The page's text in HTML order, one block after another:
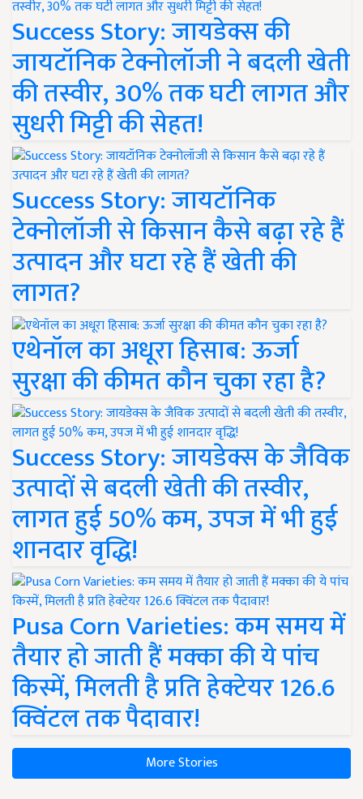
Success Story: जायडेक्स की
जायटॉनिक टेक्नोलॉजी ने बदली खेती
की तस्वीर, 30% तक घटी लागत और
सुधरी मिट्टी की सेहत!
Success Story: जायटॉनिक
टेक्नोलॉजी से किसान कैसे बढ़ा रहे हैं
उत्पादन और घटा रहे हैं खेती की
लागत?
एथेनॉल का अधूरा हिसाब: ऊर्जा
सुरक्षा की कीमत कौन चुका रहा है?
Success Story: जायडेक्स के जैविक
उत्पादों से बदली खेती की तस्वीर,
लागत हुई 50% कम, उपज में भी हुई
शानदार वृद्धि!
Pusa Corn Varieties: कम समय में
तैयार हो जाती हैं मक्का की ये पांच
किस्में, मिलती है प्रति हेक्टेयर 126.6
क्विंटल तक पैदावार!
More Stories